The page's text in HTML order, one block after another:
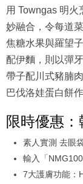
用 Towngas 明
妙融合，令每道
焦糖水果與羅望
配伊麵，則以彈
帶子配川式豬腩
巴伐洛娃蛋白餅
限時優惠
素人實測 去眼
輸入「
7大護膚功能：